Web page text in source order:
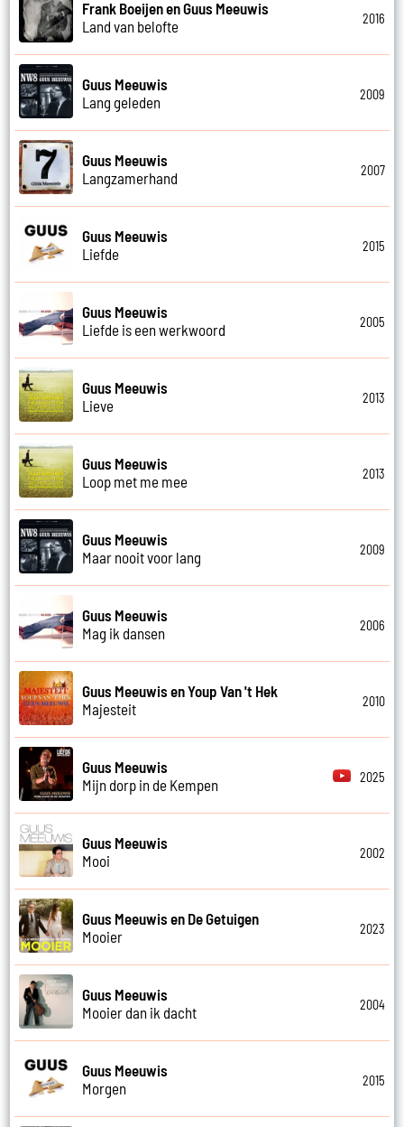
Frank Boeijen en Guus Meeuwis
Land van belofte
2016
Guus Meeuwis
Lang geleden
2009
Guus Meeuwis
Langzamerhand
2007
Guus Meeuwis
Liefde
2015
Guus Meeuwis
Liefde is een werkwoord
2005
Guus Meeuwis
Lieve
2013
Guus Meeuwis
Loop met me mee
2013
Guus Meeuwis
Maar nooit voor lang
2009
Guus Meeuwis
Mag ik dansen
2006
Guus Meeuwis en Youp Van 't Hek
Majesteit
2010
Guus Meeuwis
Mijn dorp in de Kempen
2025
Guus Meeuwis
Mooi
2002
Guus Meeuwis en De Getuigen
Mooier
2023
Guus Meeuwis
Mooier dan ik dacht
2004
Guus Meeuwis
Morgen
2015